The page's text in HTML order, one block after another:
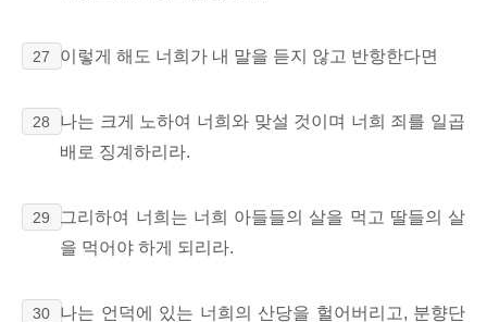
27 이렇게 해도 너희가 내 말을 듣지 않고 반항한다면
28
나는 크게 노하여 너희와 맞설 것이며 너희 죄를 일곱
배로 징계하리라.
29
그리하여 너희는 너희 아들들의 살을 먹고 딸들의 살
을 먹어야 하게 되리라.
30
나는 언덕에 있는 너희의 산당을 헐어버리고, 분향단